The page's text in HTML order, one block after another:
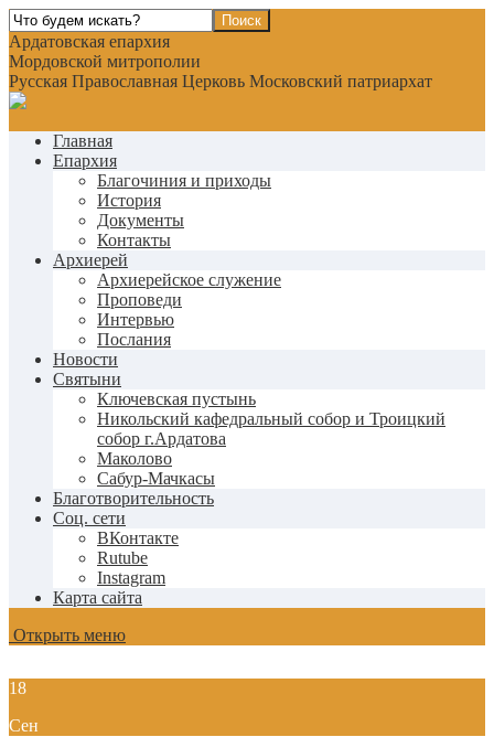
Ардатовская епархия
Мордовской митрополии
Русская Православная Церковь Московский патриархат
Главная
Епархия
Благочиния и приходы
История
Документы
Контакты
Архиерей
Архиерейское служение
Проповеди
Интервью
Послания
Новости
Святыни
Ключевская пустынь
Никольский кафедральный собор и Троицкий
собор г.Ардатова
Маколово
Сабур-Мачкасы
Благотворительность
Соц. сети
ВКонтакте
Rutube
Instagram
Карта сайта
Открыть меню
18
Сен